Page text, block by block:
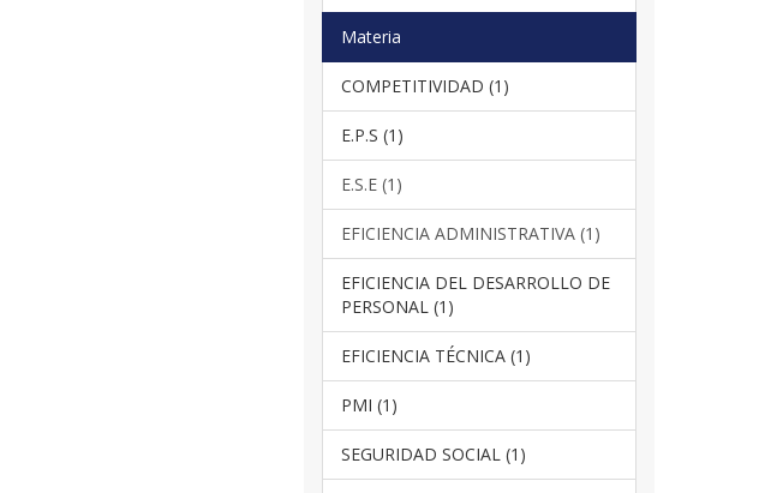
Materia
COMPETITIVIDAD (1)
E.P.S (1)
E.S.E (1)
EFICIENCIA ADMINISTRATIVA (1)
EFICIENCIA DEL DESARROLLO DE
PERSONAL (1)
EFICIENCIA TÉCNICA (1)
PMI (1)
SEGURIDAD SOCIAL (1)